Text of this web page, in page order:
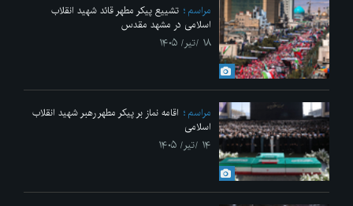
مراسم
تشییع پیکر مطهر قائد شهید انقلاب
اسلامی در مشهد مقدس
۱۸ /تیر/ ۱۴۰۵
مراسم
اقامه نماز بر پیکر مطهر رهبر شهید انقلاب
اسلامی
۱۴ /تیر/ ۱۴۰۵